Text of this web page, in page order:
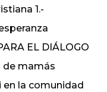
1.-
EL DIÁLOGO
de mamás
en la comunidad